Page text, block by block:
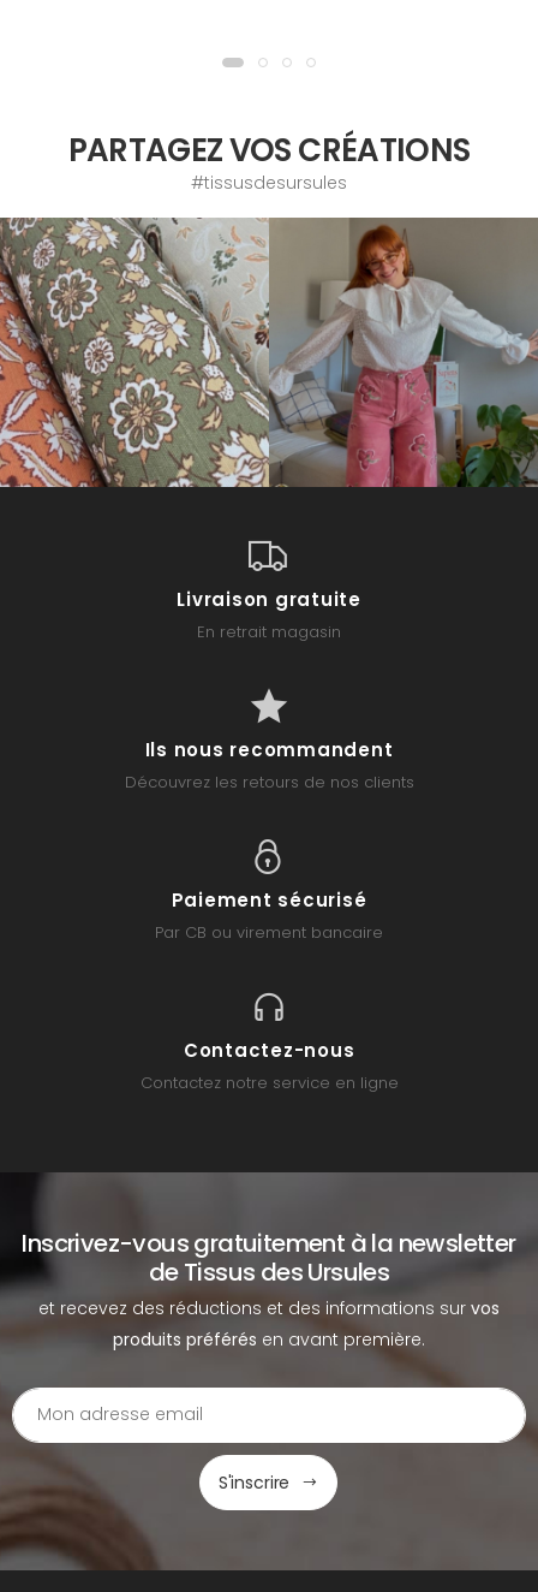
PARTAGEZ VOS CRÉATIONS
#tissusdesursules
Livraison gratuite
En retrait magasin
Ils nous recommandent
Découvrez les retours de nos clients
Paiement sécurisé
Par CB ou virement bancaire
Contactez-nous
Contactez notre service en ligne
Inscrivez-vous gratuitement à la newsletter
de Tissus des Ursules
et recevez des réductions et des informations sur vos
produits préférés en avant première.
S'inscrire